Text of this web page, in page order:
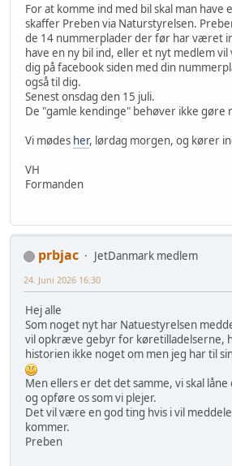
For at komme ind med bil skal man have
skaffer Preben via Naturstyrelsen.
de 14 nummerplader der før har været
have en ny bil ind, eller et nyt medlem
dig på facebook siden med din
også til dig.
Senest onsdag den 15 juli.
De "gamle kendinge" behøver ikke gøre
Vi mødes her, lørdag morgen, og kører
VH
Formanden
prbjac
JetDanmark medlem
24. Juni 2026 16:30
Hej alle
Som noget nyt har Natuestyrelsen
vil opkræve gebyr for køretilladelserne,
historien ikke noget om men jeg har til
Men ellers er det det samme, vi skal
og opføre os som vi plejer.
Det vil være en god ting hvis i vil
kommer.
Preben